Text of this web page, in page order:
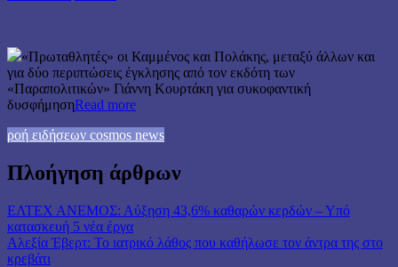
«Πρωταθλητές» οι Καμμένος και Πολάκης, μεταξύ άλλων και
για δύο περιπτώσεις έγκλησης από τον εκδότη των
«Παραπολιτικών» Γιάννη Κουρτάκη για συκοφαντική
δυσφήμησηRead more
ροή ειδήσεων cosmos news
Πλοήγηση άρθρων
ΕΛΤΕΧ ΑΝΕΜΟΣ: Αύξηση 43,6% καθαρών κερδών – Υπό
κατασκευή 5 νέα έργα
Αλεξία Έβερτ: Το ιατρικό λάθος που καθήλωσε τον άντρα της στο
κρεβάτι